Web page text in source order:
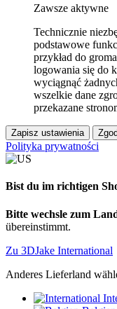
Zawsze aktywne
Technicznie
podstawowe
przykład do
logowania się do
wyciągnąć
wszelkie dane
przekazane
Zapisz ustawienia
Polityka prywatności
Bist du im richtigen
Bitte wechsle zum
übereinstimmt.
Zu 3DJake International
Anderes Lieferland